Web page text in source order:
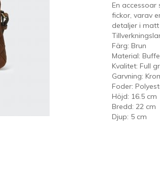
En
fickor, varav
detaljer i
Färg: Brun
Material:
Kvalitet: Full
Garvning:
Foder:
Höjd: 16.5 cm
Bredd: 22 cm
Djup: 5 cm